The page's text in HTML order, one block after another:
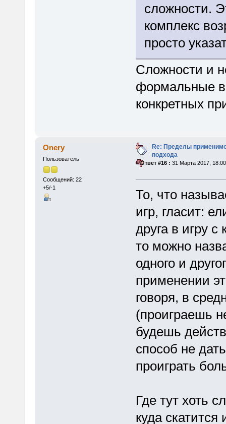
сложности.
комплекс
просто
Сложности и
формальные
конкретных
Onery
Пользователь
Сообщений: 22
+5/-1
Re: Пределы
подхода
«Ответ #16 : 31 Марта 2017,
То, что
игр, гласит:
друга в игру
то можно
одного и
применении
говоря, в
(проиграешь
будешь
способ не
проиграть
Где тут хоть
куда скатится